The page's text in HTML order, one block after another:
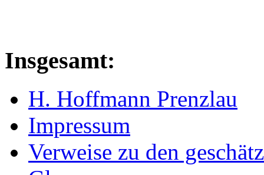
Insgesamt:
H. Hoffmann Prenzlau
Impressum
Verweise zu den